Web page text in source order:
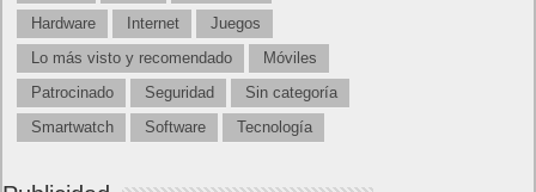
Hardware
Internet
Juegos
Lo más visto y recomendado
Móviles
Patrocinado
Seguridad
Sin categoría
Smartwatch
Software Tecnología